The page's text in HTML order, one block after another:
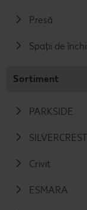
Presă
Spații de
Sortiment
PARKSIDE
SILVERCREST
Crivit
ESMARA